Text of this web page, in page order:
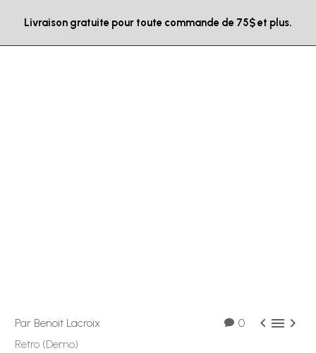
Livraison gratuite pour toute commande de 75$ et plus.
0   
Par Benoit Lacroix
Retro (Demo)